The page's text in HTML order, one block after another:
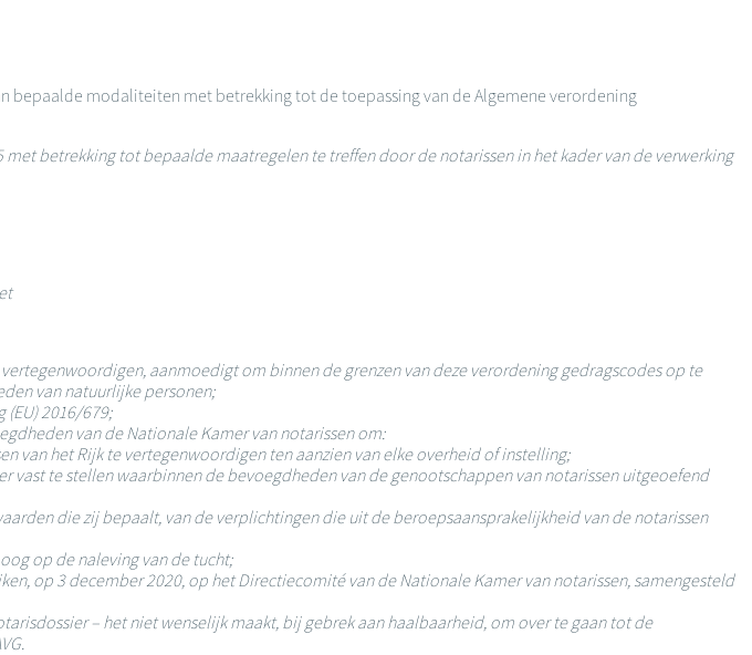
bepaalde modaliteiten met betrekking tot de toepassing van de Algemene verordening
betrekking tot bepaalde maatregelen te treffen door de notarissen in het kader van de verwerking
aanmoedigt om binnen de grenzen van deze verordening gedragscodes op te
van natuurlijke personen;
2016/679;
van de Nationale Kamer van notarissen om:
van het Rijk te vertegenwoordigen ten aanzien van elke overheid of instelling;
te stellen waarbinnen de bevoegdheden van de genootschappen van notarissen uitgeoefend
die zij bepaalt, van de verplichtingen die uit de beroepsaansprakelijkheid van de notarissen
op de naleving van de tucht;
op 3 december 2020, op het Directiecomité van de Nationale Kamer van notarissen, samengesteld
– het niet wenselijk maakt, bij gebrek aan haalbaarheid, om over te gaan tot de